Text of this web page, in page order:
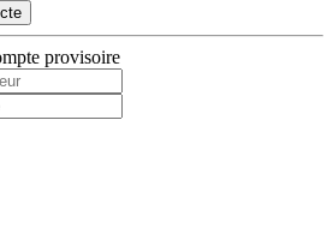
provisoire